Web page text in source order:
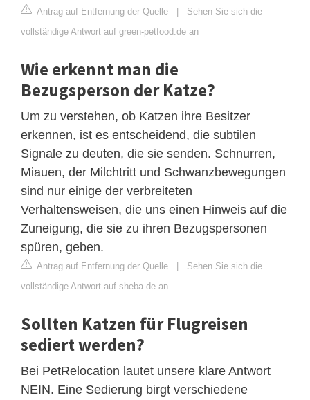
Antrag auf Entfernung der Quelle | Sehen Sie sich die
vollständige Antwort auf green-petfood.de an
Wie erkennt man die
Bezugsperson der Katze?
Um zu verstehen, ob Katzen ihre Besitzer
erkennen, ist es entscheidend, die subtilen
Signale zu deuten, die sie senden. Schnurren,
Miauen, der Milchtritt und Schwanzbewegungen
sind nur einige der verbreiteten
Verhaltensweisen, die uns einen Hinweis auf die
Zuneigung, die sie zu ihren Bezugspersonen
spüren, geben.
Antrag auf Entfernung der Quelle | Sehen Sie sich die
vollständige Antwort auf sheba.de an
Sollten Katzen für Flugreisen
sediert werden?
Bei PetRelocation lautet unsere klare Antwort
NEIN. Eine Sedierung birgt verschiedene